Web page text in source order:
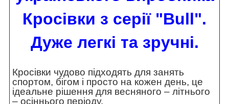
Кросівки з серії "Bull".
Дуже легкі та зручні.
Кросівки чудово підходять для занять
спортом, бігом і просто на кожен день, це
ідеальне рішення для весняного – літнього
– осіннього періоду.